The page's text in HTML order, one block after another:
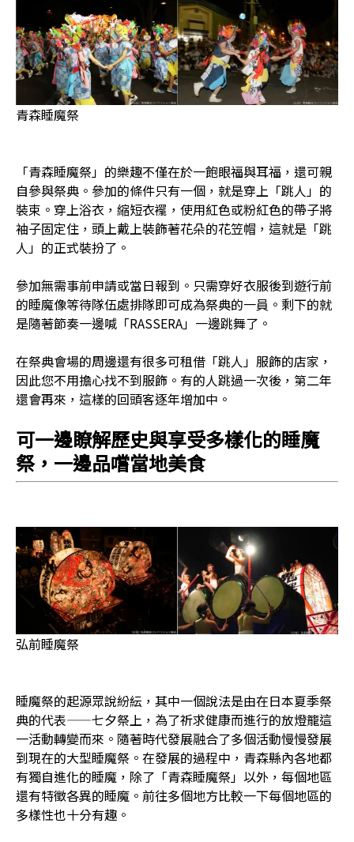
青森睡魔祭
「青森睡魔祭」的樂趣不僅在於一飽眼福與耳福，還可親
自參與祭典。參加的條件只有一個，就是穿上「跳人」的
裝束。穿上浴衣，縮短衣襬，使用紅色或粉紅色的帶子將
袖子固定住，頭上戴上裝飾著花朵的花笠帽，這就是「跳
人」的正式裝扮了。
參加無需事前申請或當日報到。只需穿好衣服後到遊行前
的睡魔像等待隊伍處排隊即可成為祭典的一員。剩下的就
是隨著節奏一邊喊「RASSERA」一邊跳舞了。
在祭典會場的周邊還有很多可租借「跳人」服飾的店家，
因此您不用擔心找不到服飾。有的人跳過一次後，第二年
還會再來，這樣的回頭客逐年增加中。
可一邊瞭解歷史與享受多樣化的睡魔
祭，一邊品嚐當地美食
弘前睡魔祭
睡魔祭的起源眾說紛紜，其中一個說法是由在日本夏季祭
典的代表——七夕祭上，為了祈求健康而進行的放燈籠這
一活動轉變而來。隨著時代發展融合了多個活動慢慢發展
到現在的大型睡魔祭。在發展的過程中，青森縣內各地都
有獨自進化的睡魔，除了「青森睡魔祭」以外，每個地區
還有特徵各異的睡魔。前往多個地方比較一下每個地區的
多樣性也十分有趣。